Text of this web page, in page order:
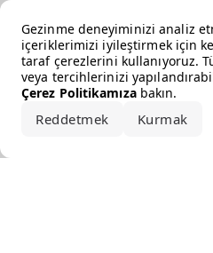
Gezinme deneyiminizi analiz
içeriklerimizi iyileştirmek için
taraf çerezlerini kullanıyoruz.
veya tercihlerinizi
Çerez Politikamızabakın.
Reddetmek Kurmak
Error